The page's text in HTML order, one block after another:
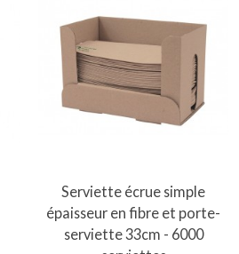
Ajouter au panier
Serviette écrue simple
épaisseur en fibre et porte-
serviette 33cm - 6000